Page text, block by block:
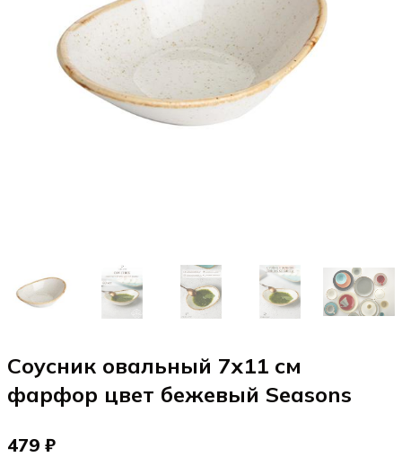
Соусник овальный 7х11 см
фарфор цвет бежевый Seasons
479 ₽